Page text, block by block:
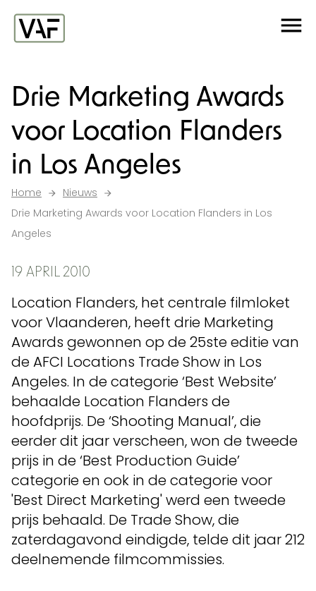
Ga verder naar de inhoud
Drie Marketing Awards
voor Location Flanders
in Los Angeles
Home
Nieuws
Drie Marketing Awards voor Location Flanders in Los
Angeles
19 APRIL 2010
Location Flanders, het centrale filmloket
voor Vlaanderen, heeft drie Marketing
Awards gewonnen op de 25ste editie van
de AFCI Locations Trade Show in Los
Angeles. In de categorie ‘Best Website’
behaalde Location Flanders de
hoofdprijs. De ‘Shooting Manual’, die
eerder dit jaar verscheen, won de tweede
prijs in de ‘Best Production Guide’
categorie en ook in de categorie voor
'Best Direct Marketing' werd een tweede
prijs behaald. De Trade Show, die
zaterdagavond eindigde, telde dit jaar 212
deelnemende filmcommissies.